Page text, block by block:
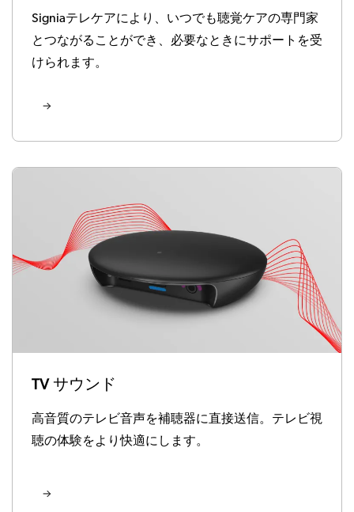
Signiaテレケアにより、いつでも聴覚ケアの専門家
とつながることができ、必要なときにサポートを受
けられます。
TV サウンド
高音質のテレビ音声を補聴器に直接送信。テレビ視
聴の体験をより快適にします。